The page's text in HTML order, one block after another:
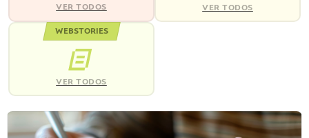
VER TODOS VER TODOS
WEBSTORIES
VER TODOS